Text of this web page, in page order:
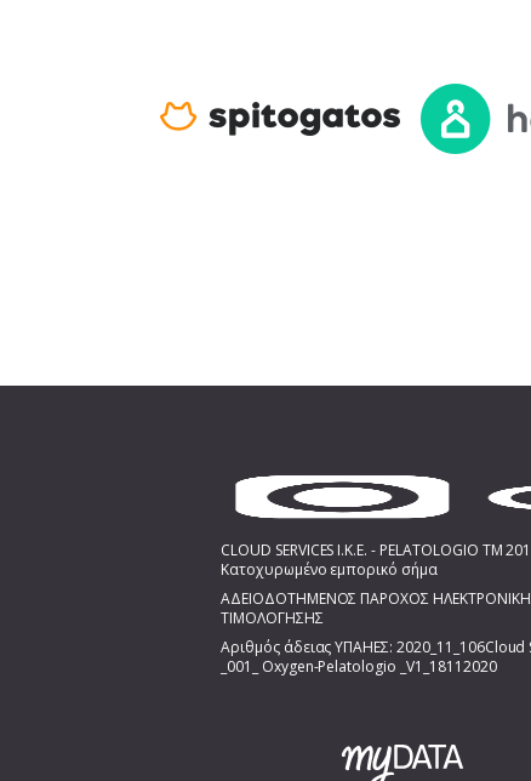
CLOUD SERVICES I.K.E. - PELATOLOGIO TM
Κατοχυρωμένο εμπορικό σήμα
ΑΔΕΙΟΔΟΤΗΜΕΝΟΣ ΠΑΡΟΧΟΣ
ΤΙΜΟΛΟΓΗΣΗΣ
Αριθμός άδειας ΥΠΑΗΕΣ: 2020_11_106Cloud
_001_ Oxygen-Pelatologio _V1_18112020